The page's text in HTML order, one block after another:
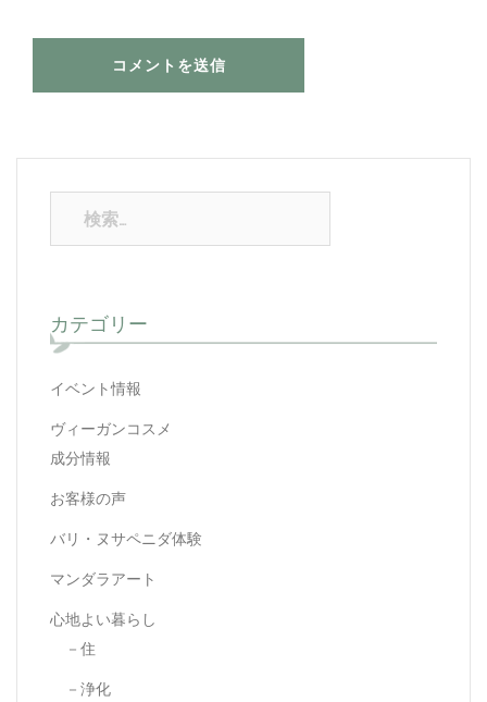
カテゴリー
イベント情報
ヴィーガンコスメ
成分情報
お客様の声
バリ・ヌサペニダ体験
マンダラアート
心地よい暮らし
－住
－浄化